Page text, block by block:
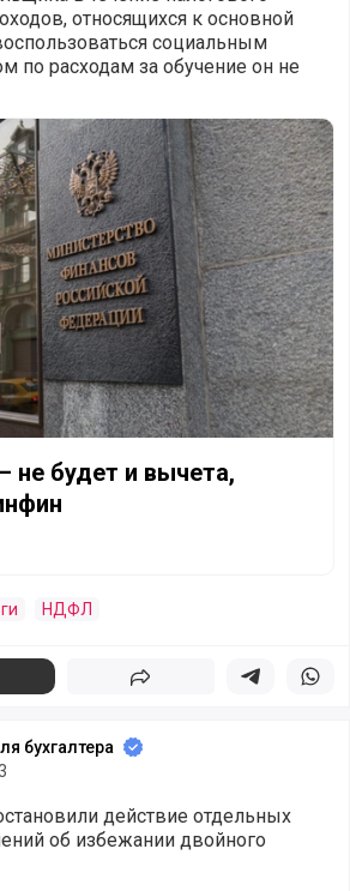
относящихся к основной
социальным
по расходам за обучение он не
и вычета, разъяснил Минфин
не будет и вычета,
НДФЛ
Поделиться Поделиться в
бухгалтера
действие отдельных
об избежании двойного